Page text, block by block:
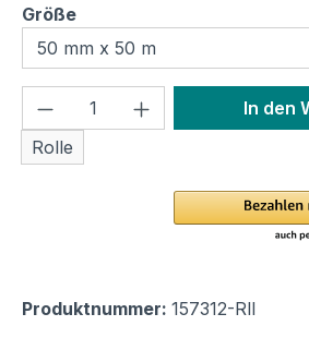
Größeauswählen
Produkt Anzahl: Gib
Rolle
In den
Produktnummer: 157312-Rll